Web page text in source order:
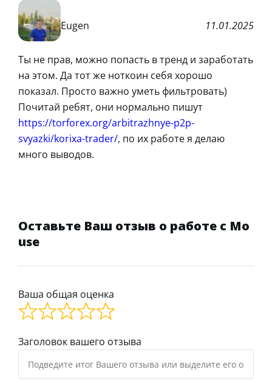
Eugen 11.01.2025
Ты не прав, можно попасть в тренд и заработать
на этом. Да тот же ноткоин себя хорошо
показал. Просто важно уметь фильтровать)
Почитай ребят, они нормально пишут
https://torforex.org/arbitrazhnye-p2p-
svyazki/korixa-trader/, по их работе я делаю
много выводов.
Оставьте Ваш отзыв о работе с Mo
use
Ваша общая оценка
Заголовок вашего отзыва